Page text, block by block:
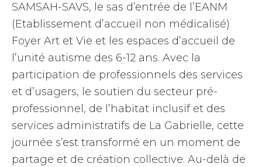
SAMSAH-SAVS, le sas d’entrée de l’EANM
(Etablissement d’accueil non médicalisé)
Foyer Art et Vie et les espaces d’accueil de
l’unité autisme des 6-12 ans. Avec la
participation de professionnels des services
et d’usagers, le soutien du secteur pré-
professionnel, de l’habitat inclusif et des
services administratifs de La Gabrielle, cette
journée s’est transformé en un moment de
partage et de création collective. Au-delà de